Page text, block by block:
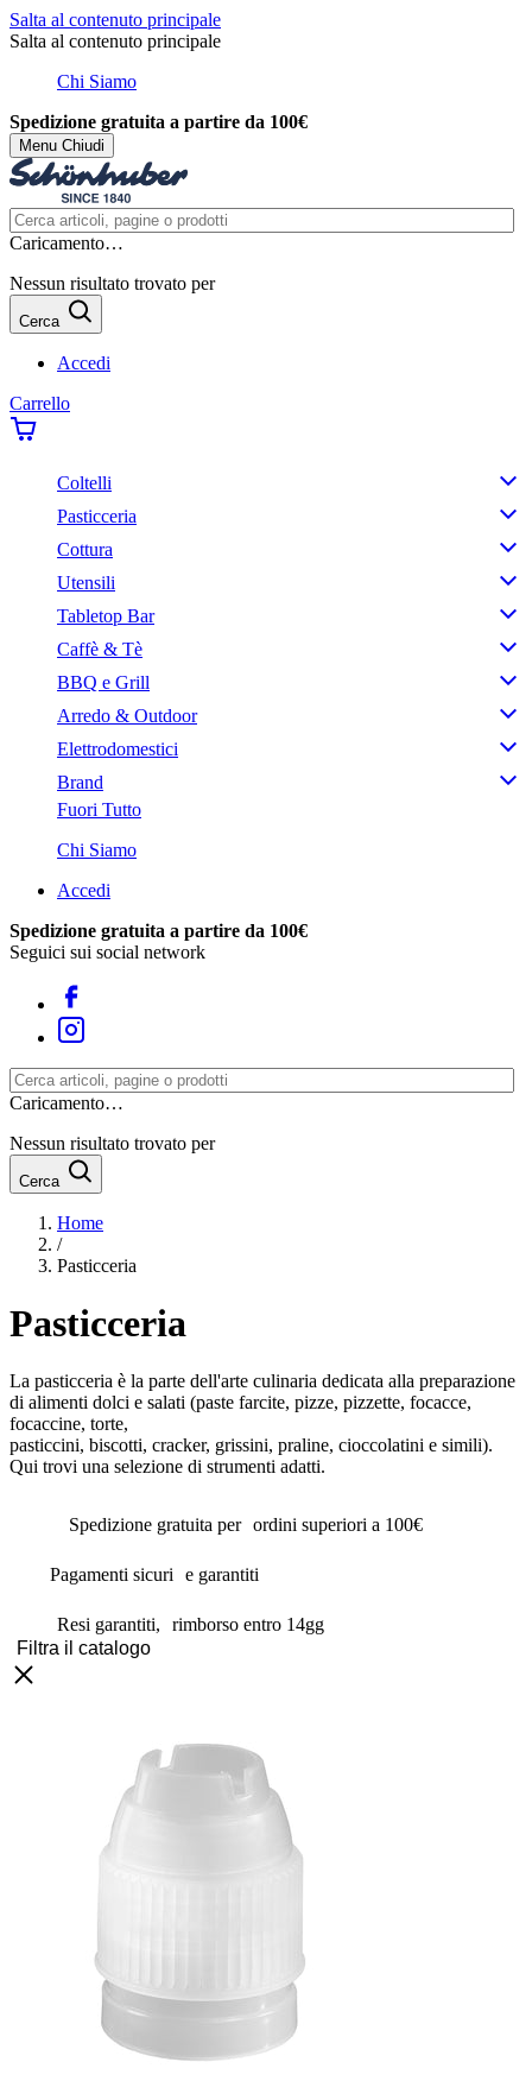
Salta al contenuto principale
Salta al contenuto principale
Chi Siamo
Spedizione gratuita a partire da 100€
Menu Chiudi
Caricamento…
Nessun risultato trovato per
Cerca
Accedi
Carrello
Coltelli
Pasticceria
Cottura
Utensili
Tabletop Bar
Caffè & Tè
BBQ e Grill
Arredo & Outdoor
Elettrodomestici
Brand
Fuori Tutto
Chi Siamo
Accedi
Spedizione gratuita a partire da 100€
Seguici sui social network
Caricamento…
Nessun risultato trovato per
Cerca
Home
/
Pasticceria
Pasticceria
La pasticceria è la parte dell'arte culinaria dedicata alla preparazione
di alimenti dolci e salati (paste farcite, pizze, pizzette, focacce,
focaccine, torte,
pasticcini, biscotti, cracker, grissini, praline, cioccolatini e simili).
Qui trovi una selezione di strumenti adatti.
Spedizione gratuita per ordini superiori a 100€
Pagamenti sicuri e garantiti
Resi garantiti, rimborso entro 14gg
Filtra il catalogo